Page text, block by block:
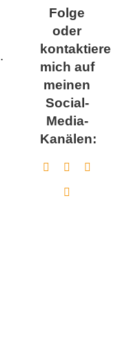
.
Folge
oder
kontaktiere
mich auf
meinen
Social-
Media-
Kanälen: